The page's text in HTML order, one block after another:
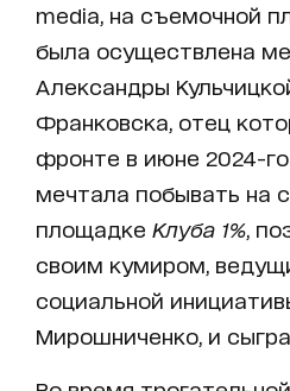
media, на съемочной
была осуществлена
Александры
Франковска, отец
фронте в июне 2024-
мечтала побывать на
площадке Клуба 1% ,
своим кумиром,
социальной
Мирошниченко, и